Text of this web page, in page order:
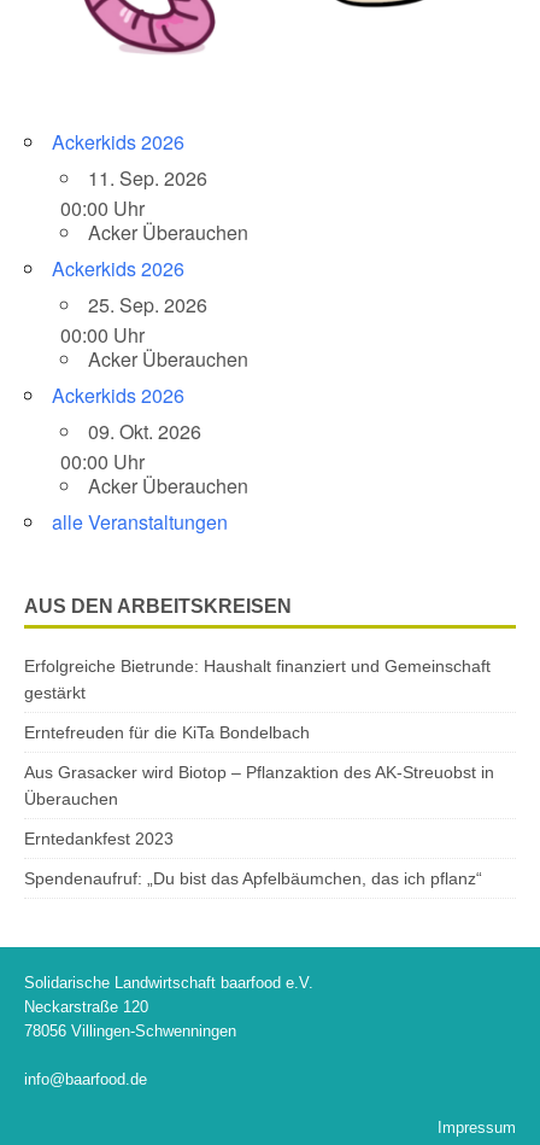
Ackerkids 2026
11. Sep. 2026
00:00 Uhr
Acker Überauchen
Ackerkids 2026
25. Sep. 2026
00:00 Uhr
Acker Überauchen
Ackerkids 2026
09. Okt. 2026
00:00 Uhr
Acker Überauchen
alle Veranstaltungen
AUS DEN ARBEITSKREISEN
Erfolgreiche Bietrunde: Haushalt finanziert und Gemeinschaft
gestärkt
Erntefreuden für die KiTa Bondelbach
Aus Grasacker wird Biotop – Pflanzaktion des AK-Streuobst in
Überauchen
Erntedankfest 2023
Spendenaufruf: „Du bist das Apfelbäumchen, das ich pflanz“
Solidarische Landwirtschaft baarfood e.V.
Neckarstraße 120
78056 Villingen-Schwenningen
info@baarfood.de
Impressum